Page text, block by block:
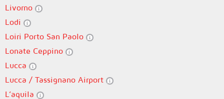
Livorno
Lodi
Loiri Porto San Paolo
Lonate Ceppino
Lucca
Lucca / Tassignano Airport
L’aquila